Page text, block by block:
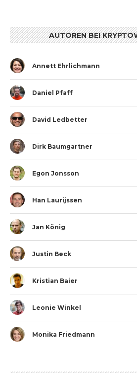
AUTOREN BEI
Annett Ehrlichmann
Daniel Pfaff
David Ledbetter
Dirk Baumgartner
Egon Jonsson
Han Laurijssen
Jan König
Justin Beck
Kristian Baier
Leonie Winkel
Monika Friedmann